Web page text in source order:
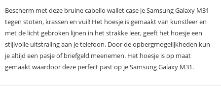
Bescherm met deze bruine cabello wallet case je Samsung Galaxy M31
tegen stoten, krassen en vuil! Het hoesje is gemaakt van kunstleer en
met de licht gebroken lijnen in het strakke leer, geeft het hoesje een
stijlvolle uitstraling aan je telefoon. Door de opbergmogelijkheden kun
je altijd een pasje of briefgeld meenemen. Het hoesje is op maat
gemaakt waardoor deze perfect past op je Samsung Galaxy M31.